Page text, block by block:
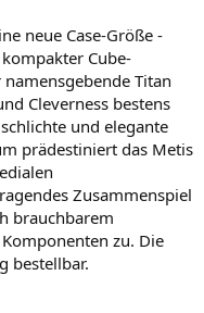
neue Case-Größe -
Cube-
Titan
Cleverness bestens
und elegante
prädestiniert das Metis
Zusammenspiel
brauchbarem
zu. Die
bestellbar.